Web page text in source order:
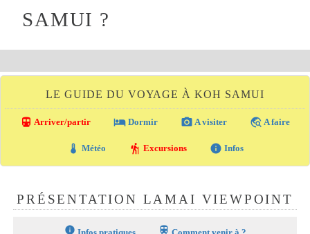
SAMUI ?
LE GUIDE DU VOYAGE À KOH SAMUI
directions_transit Arriver/partir local_hotel Dormir photo_camera A visiter travel_explore A faire
thermostat Météo hiking Excursions info Infos
PRÉSENTATION LAMAI VIEWPOINT
info train